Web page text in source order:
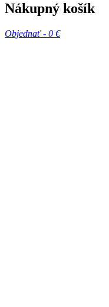
Nákupný košík
Objednať - 0 €